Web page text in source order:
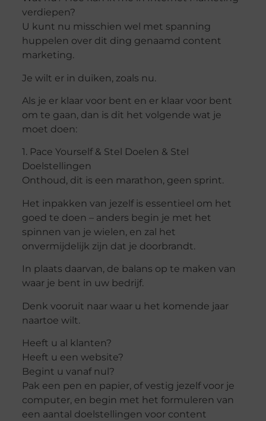
verdiepen?
U kunt nu misschien wel met spanning
huppelen over dit ding genaamd content
marketing.
Je wilt er in duiken, zoals nu.
Als je er klaar voor bent en er klaar voor bent
om te gaan, dan is dit het volgende wat je
moet doen:
1. Pace Yourself & Stel Doelen & Stel
Doelstellingen
Onthoud, dit is een marathon, geen sprint.
Het inpakken van jezelf is essentieel om het
goed te doen – anders begin je met het
spinnen van je wielen, en zal het
onvermijdelijk zijn dat je doorbrandt.
In plaats daarvan, de balans op te maken van
waar je bent in uw bedrijf.
Denk vooruit naar waar u het komende jaar
naartoe wilt.
Heeft u al klanten?
Heeft u een website?
Begint u vanaf nul?
Pak een pen en papier, of vestig jezelf voor je
computer, en begin met het formuleren van
een aantal doelstellingen voor content